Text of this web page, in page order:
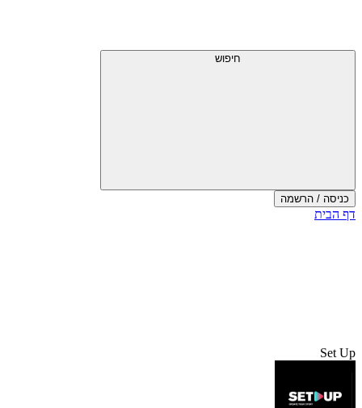
עליון
חיפוש
כניסה / הרשמה
סוף
דף הבית
Set Up